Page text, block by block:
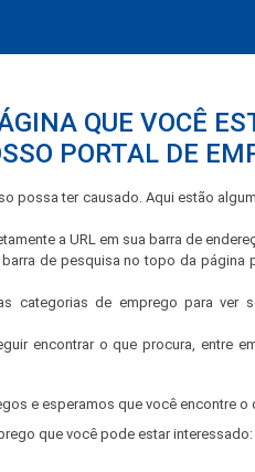
QUE VOCÊ
PORTAL DE
possa ter causado. Aqui estão
a URL em sua barra de
de pesquisa no topo da página
categorias de emprego para ver
encontrar o que procura, entre
e esperamos que você encontre o
que você pode estar interessado: